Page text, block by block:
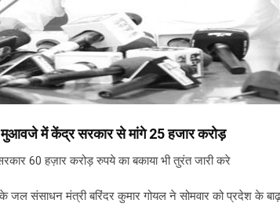
में केंद्र सरकार से मांगे 25 हजार करोड़
60 हज़ार करोड़ रुपये का बकाया भी तुरंत जारी करे
जल संसाधन मंत्री बरिंदर कुमार गोयल ने सोमवार को प्रदेश के बाढ़